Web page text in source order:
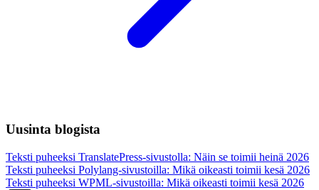
Uusinta blogista
Teksti puheeksi TranslatePress-sivustolla: Näin se toimii heinä 2026
Teksti puheeksi Polylang-sivustoilla: Mikä oikeasti toimii kesä 2026
Teksti puheeksi WPML-sivustoilla: Mikä oikeasti toimii kesä 2026